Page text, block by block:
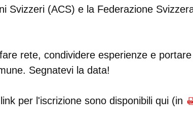
Svizzeri (ACS) e la Federazione
rete, condividere esperienze e
Segnatevi la data!
per l'iscrizione sono disponibili qui (in